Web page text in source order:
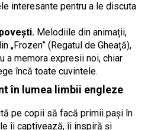
interesante pentru a le discuta
Melodiile din animații,
„Frozen” (Regatul de Gheață),
a memora expresii noi, chiar
încă toate cuvintele.
în lumea limbii engleze
pe copii să facă primii pași în
îi captivează, îi inspiră și